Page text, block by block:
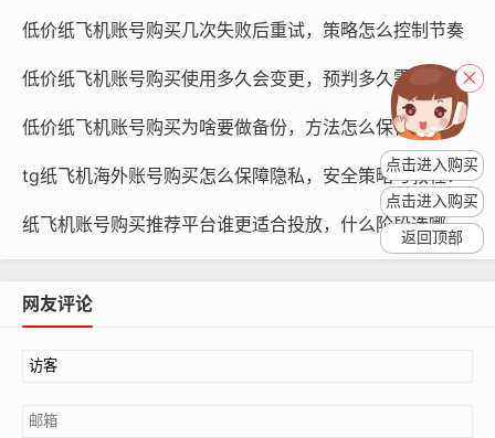
高级账号：如果您需要更多的功能，如推广、数据分析
等，那么购买一个高级账号会更加合适,这类账号的价格在
定制账号：如果您有特殊需求，如特定的粉丝群体、特定
的内容风格等，那么可以考虑购买一个定制账号,这类账号
的价格可能会更高。
低价纸飞机账号购买几次失败后重试，策略怎么控制节奏
低价纸飞机账号购买使用多久会变更，预判多久需要更换
低价纸飞机账号购买为啥要做备份，方法怎么保存聊天数据
tg纸飞机海外账号购买怎么保障隐私，安全策略与教程？
纸飞机账号购买推荐平台谁更适合投放，什么阶段选哪类账号与策略方法
网友评论
点击进入购买
点击进入购买
返回顶部